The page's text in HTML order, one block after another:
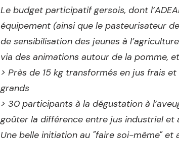
Le budget participatif gersois, dont
équipement (ainsi que le pasteurisateur
de sensibilisation des jeunes à
via des animations autour de la pomme,
> Près de 15 kg transformés en jus frais
grands
> 30 participants à la dégustation à
goûter la différence entre jus industriel et
Une belle initiation au "faire soi-même"